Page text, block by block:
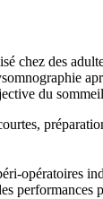
chez des
du
opératoires
performances